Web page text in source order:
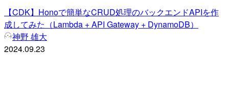
【CDK】Honoで簡単なCRUD処理のバックエンドAPIを作
成してみた（Lambda + API Gateway + DynamoDB）
神野 雄大
2024.09.23